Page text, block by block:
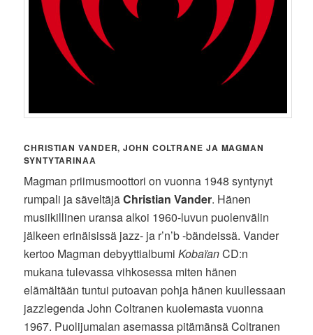
CHRISTIAN VANDER, JOHN COLTRANE JA MAGMAN
SYNTYTARINAA
Magman priimusmoottori on vuonna 1948 syntynyt
rumpali ja säveltäjäChristian Vander. Hänen
musiikillinen uransa alkoi 1960-luvun puolenvälin
jälkeen erinäisissä jazz- ja r’n’b -bändeissä. Vander
kertoo Magman debyyttialbumiKobaïanCD:n
mukana tulevassa vihkosessa miten hänen
elämältään tuntui putoavan pohja hänen kuullessaan
jazzlegenda John Coltranen kuolemasta vuonna
1967. Puolijumalan asemassa pitämänsä Coltranen